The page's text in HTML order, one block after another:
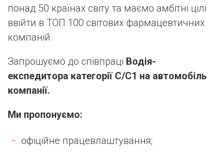
понад 50 країнах світу та маємо амбітні цілі
ввійти в ТОП 100 світових фармацевтичних
компаній.
Запрошуємо до співпраці Водія-
експедитора категорії С/C1 на автомобіль
компанії.
Ми пропонуємо:
офіційне працевлаштування;